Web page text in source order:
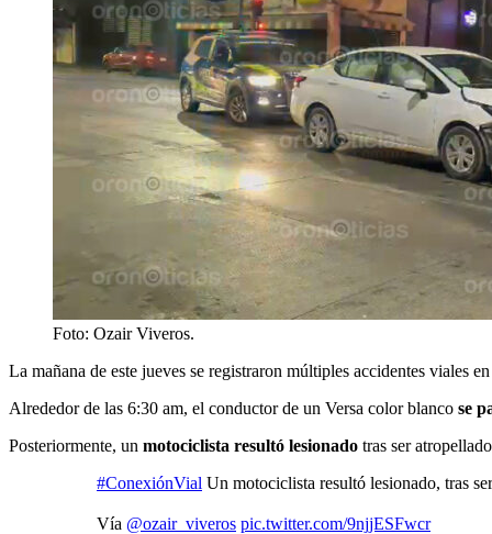
Foto: Ozair Viveros.
La mañana de este jueves se registraron múltiples accidentes viales
Alrededor de las 6:30 am, el conductor de un Versa color blanco se
Posteriormente, un motociclista resultó lesionado tras ser
#ConexiónVial Un motociclista resultó lesionado, tras
Vía @ozair_viveros pic.twitter.com/9njjESFwcr